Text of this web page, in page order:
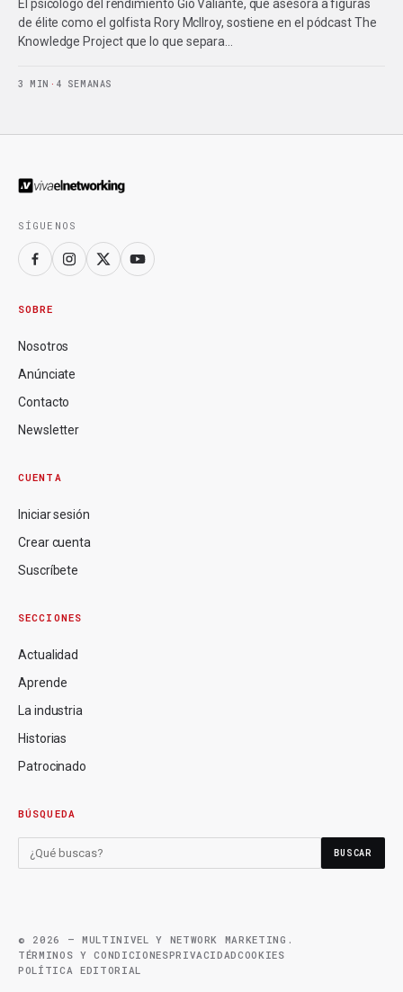
El psicólogo del rendimiento Gio Valiante, que asesora a figuras
de élite como el golfista Rory McIlroy, sostiene en el pódcast The
Knowledge Project que lo que separa…
3 MIN · 4 SEMANAS
SÍGUENOS
SOBRE
Nosotros
Anúnciate
Contacto
Newsletter
CUENTA
Iniciar sesión
Crear cuenta
Suscríbete
SECCIONES
Actualidad
Aprende
La industria
Historias
Patrocinado
BÚSQUEDA
BUSCAR
© 2026 — MULTINIVEL Y NETWORK MARKETING.
TÉRMINOS Y CONDICIONESPRIVACIDADCOOKIES
POLÍTICA EDITORIAL